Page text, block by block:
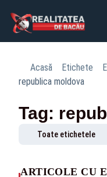
Acasă Etichete
republica moldova
Tag:
Toate etichetele
ARTICOLE CU